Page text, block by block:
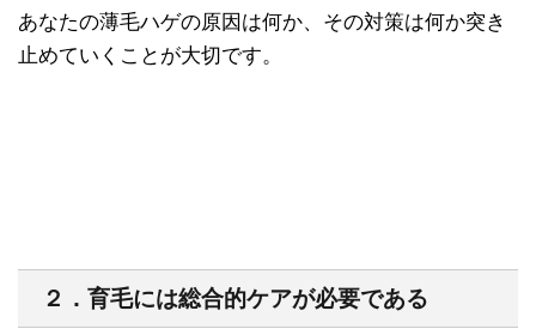
あなたの薄毛ハゲの原因は何か、その対策は何か突き
止めていくことが大切です。
２．育毛には総合的ケアが必要である